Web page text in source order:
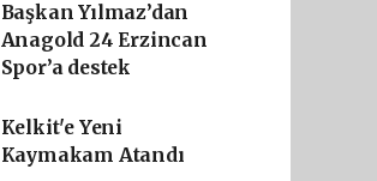
Başkan Yılmaz’dan
Anagold 24 Erzincan
Spor’a destek
Kelkit'e Yeni
Kaymakam Atandı